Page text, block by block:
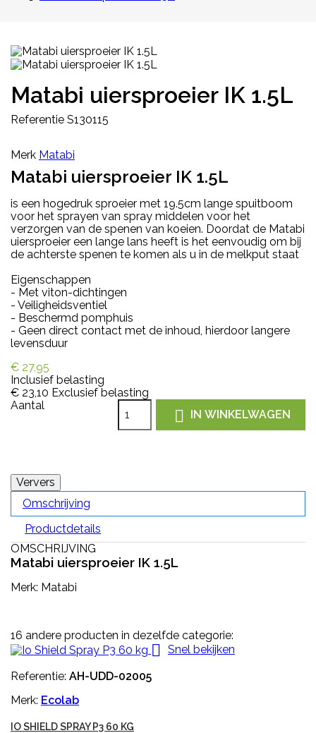
Matabi uiersproeier IK 1.5L
Referentie S130115
Merk Matabi
Matabi uiersproeier IK 1.5L
is een hogedruk sproeier met 19.5cm lange spuitboom
voor het sprayen van spray middelen voor het
verzorgen van de spenen van koeien. Doordat de Matabi
uiersproeier een lange lans heeft is het eenvoudig om bij
de achterste spenen te komen als u in de melkput staat
Eigenschappen
- Met viton-dichtingen
- Veiligheidsventiel
- Beschermd pomphuis
- Geen direct contact met de inhoud, hierdoor langere
levensduur
€ 27,95
Inclusief belasting
€ 23,10 Exclusief belasting
Aantal
 IN WINKELWAGEN
Omschrijving
Productdetails
OMSCHRIJVING
Matabi uiersproeier IK 1.5L
Merk: Matabi
16 andere producten in dezelfde categorie:
 Snel bekijken
Referentie: AH-UDD-02005
Merk: Ecolab
IO SHIELD SPRAY P3 60 KG